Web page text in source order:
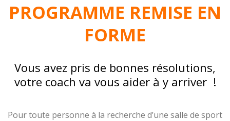
PROGRAMME REMISE EN
FORME
Vous avez pris de bonnes résolutions,
votre coach va vous aider à y arriver !
Pour toute personne à la recherche d’une salle de sport